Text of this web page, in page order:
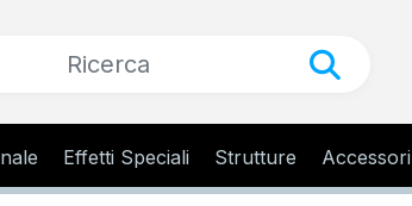
Effetti Speciali Strutture Accessori